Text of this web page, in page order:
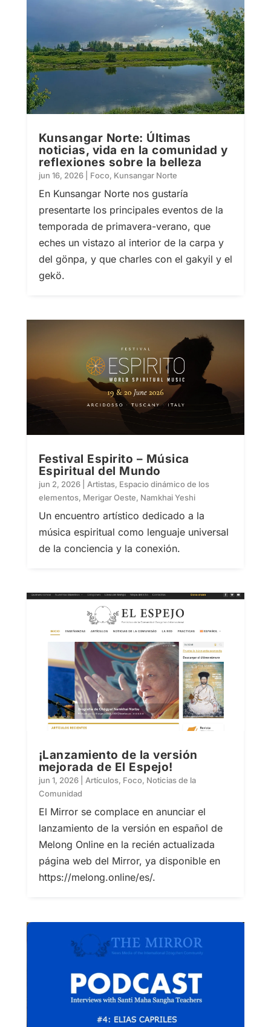
Kunsangar Norte: Últimas
noticias, vida en la comunidad y
reflexiones sobre la belleza
jun 16, 2026| Foco, Kunsangar Norte
En Kunsangar Norte nos gustaría
presentarte los principales eventos de la
temporada de primavera-verano, que
eches un vistazo al interior de la carpa y
del gönpa, y que charles con el gakyil y el
gekö.
Festival Espirito – Música
Espiritual del Mundo
jun 2, 2026| Artistas, Espacio dinámico de los
elementos, Merigar Oeste, Namkhai Yeshi
Un encuentro artístico dedicado a la
música espiritual como lenguaje universal
de la conciencia y la conexión.
¡Lanzamiento de la versión
mejorada de El Espejo!
jun 1, 2026| Artículos, Foco, Noticias de la
Comunidad
El Mirror se complace en anunciar el
lanzamiento de la versión en español de
Melong Online en la recién actualizada
página web del Mirror, ya disponible en
https://melong.online/es/.